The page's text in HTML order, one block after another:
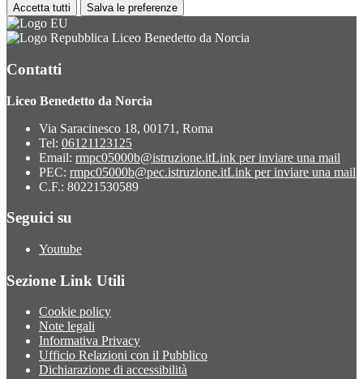
Accetta tutti Salva le preferenze
Liceo Benedetto da Norcia
Contatti
Liceo Benedetto da Norcia
Via Saracinesco 18, 00171, Roma
Tel: 06121123125
Email: rmpc05000b@istruzione.itLink per inviare una mail
PEC: rmpc05000b@pec.istruzione.itLink per inviare una mail
C.F.: 80221530589
Seguici su
Youtube
Sezione Link Utili
Cookie policy
Note legali
Informativa Privacy
Ufficio Relazioni con il Pubblico
Dichiarazione di accessibilità